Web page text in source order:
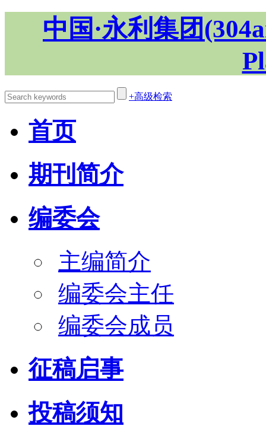
中国·永利集团
+高级检索
首页
期刊简介
编委会
主编简介
编委会主任
编委会成员
征稿启事
投稿须知